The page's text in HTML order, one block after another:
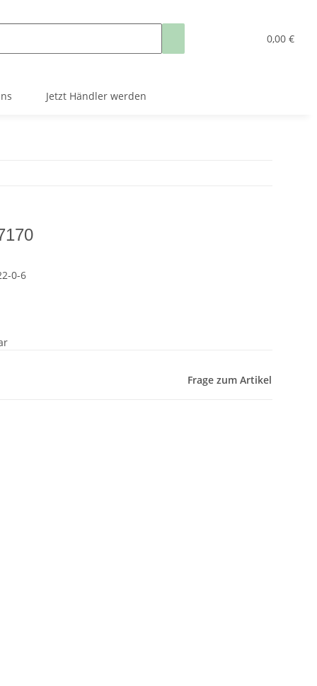
0,00 €
Jetzt Händler werden
0-6
Frage zum Artikel